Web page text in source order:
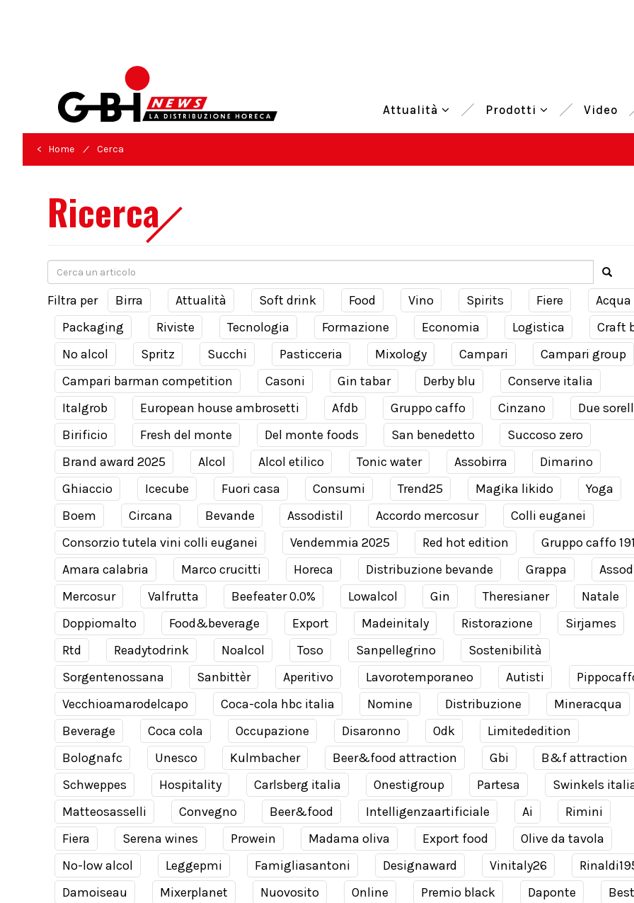
Attualità Prodotti Video
< Home / Cerca
Ricerca
Filtra per Birra Attualità Soft drink Food Vino Spirits Fiere
Acqua
Packaging
Riviste Tecnologia Formazione Economia Logistica
Craft
No alcol
Spritz Succhi Pasticceria Mixology Campari
Campari group
Campari barman competition
Casoni Gin tabar Derby blu
Conserve italia
Italgrob
European house ambrosetti Afdb Gruppo caffo Cinzano
Due
Birificio
Fresh del monte Del monte foods San benedetto
Succoso zero
Brand award 2025
Alcol Alcol etilico Tonic water Assobirra
Dimarino
Ghiaccio
Icecube Fuori casa Consumi Trend25 Magika likido
Yoga
Boem
Circana Bevande Assodistil Accordo mercosur
Colli euganei
Consorzio tutela vini colli euganei
Vendemmia 2025 Red hot edition
Gruppo caffo
Amara calabria
Marco crucitti Horeca Distribuzione bevande Grappa
Mercosur
Valfrutta Beefeater 0.0% Lowalcol Gin Theresianer
Natale
Doppiomalto
Food&beverage Export Madeinitaly Ristorazione
Sirjames
Rtd
Readytodrink Noalcol Toso Sanpellegrino
Sostenibilità
Sorgentenossana
Sanbittèr Aperitivo Lavorotemporaneo Autisti
Vecchioamarodelcapo
Coca-cola hbc italia Nomine Distribuzione
Mineracqua
Beverage
Coca cola Occupazione Disaronno Odk
Limitededition
Bolognafc
Unesco Kulmbacher Beer&food attraction Gbi
B&f attraction
Schweppes
Hospitality Carlsberg italia Onestigroup Partesa
Swinkels
Matteosasselli
Convegno Beer&food Intelligenzaartificiale Ai
Rimini
Fiera
Serena wines Prowein Madama oliva Export food
Olive da tavola
No-low alcol
Leggepmi Famigliasantoni Designaward Vinitaly26
Damoiseau
Mixerplanet Nuovosito Online Premio black Daponte
Best